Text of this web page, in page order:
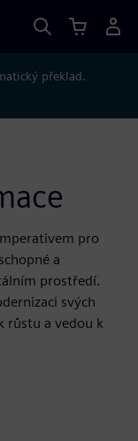
překlad.
pro
a
prostředí.
svých
růstu a vedou k